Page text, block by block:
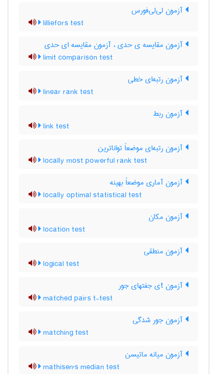
آزمون لی‌لی‌فورس
lilliefors test
آزمون مقایسه ی حدی ، آزمون مقایسه ای حدی
limit comparison test
آزمون رتبه‌ای خطی
linear rank test
آزمون ربط
link test
آزمون رتبه‌ای موضعاً تواناترین
locally most powerful rank test
آزمون آماری موضعاً بهینه
locally optimal statistical test
آزمون مکان
location test
آزمون منطقی
logical test
آزمون tی جفتهای جور
matched pairs t-test
آزمون جور شدگی
matching test
آزمون میانه ماتیسن
mathisen's median test